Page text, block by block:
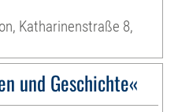
Katharinenstraße 8,
und Geschichte«